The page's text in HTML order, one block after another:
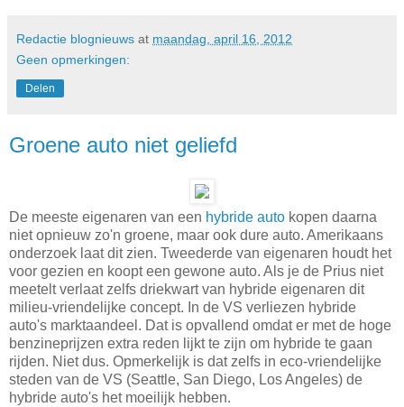
Redactie blognieuws at maandag, april 16, 2012
Geen opmerkingen:
Delen
Groene auto niet geliefd
De meeste eigenaren van een hybride auto kopen daarna
niet opnieuw zo'n groene, maar ook dure auto. Amerikaans
onderzoek laat dit zien. Tweederde van eigenaren houdt het
voor gezien en koopt een gewone auto. Als je de Prius niet
meetelt verlaat zelfs driekwart van hybride eigenaren dit
milieu-vriendelijke concept. In de VS verliezen hybride
auto's marktaandeel. Dat is opvallend omdat er met de hoge
benzineprijzen extra reden lijkt te zijn om hybride te gaan
rijden. Niet dus. Opmerkelijk is dat zelfs in eco-vriendelijke
steden van de VS (Seattle, San Diego, Los Angeles) de
hybride auto's het moeilijk hebben.